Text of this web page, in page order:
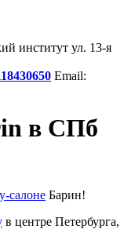
институт ул. 13-я
Email:
в СПб
салоне Барин!
в центре Петербурга,